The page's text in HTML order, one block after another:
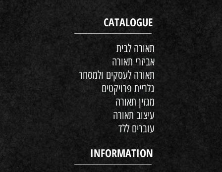
CATALOGUE
תאורה לבית
אביזרי תאורה
תאורה לעסקים ולמסחר
גלריית פרויקטים
מגזין תאורה
עיצוב תאורה
עוברים ללד
INFORMATION